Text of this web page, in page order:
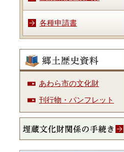
各種申請書
あわら市の文化財
刊行物・パンフレット